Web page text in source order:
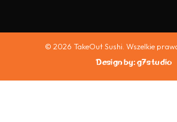
© 2026 TakeOut Sushi. Wszelkie
Design by: g7studio